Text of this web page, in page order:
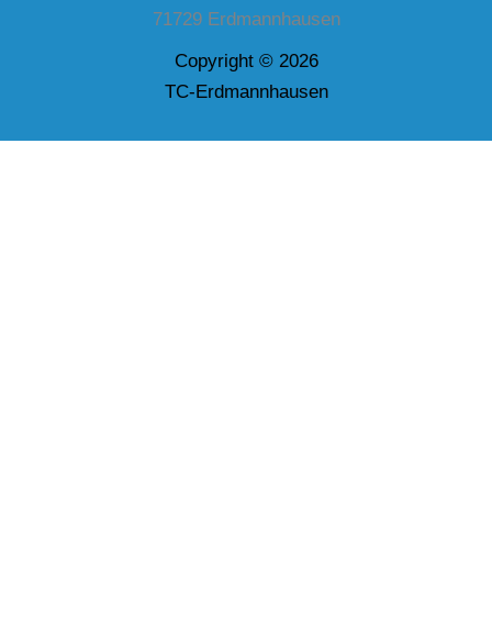
71729 Erdmannhausen
Copyright © 2026
TC-Erdmannhausen